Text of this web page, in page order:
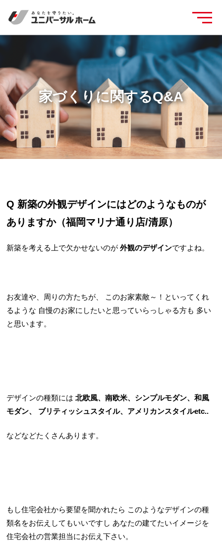
家づくりに関するQ&A
Q 新築の外観デザインにはどのようなものが
ありますか（福岡マリナ通り店/清原）
新築を考える上で欠かせないのが 外観のデザインですよね。
お友達や、周りの方たちが、
このお家素敵～！といってくれ
るような 自慢のお家にしたいと思っていらっしゃる方も 多い
と思います。
デザインの種類には 北欧風、南欧米、シンプルモダン、和風
モダン、
ブリティッシュスタイル、アメリカンスタイルetc..
などなどたくさんあります。
もし住宅会社から要望を聞かれたら このようなデザインの種
類名をお伝えしてもいいですし あなたの建てたいイメージを
住宅会社の営業担当にお伝え下さい。